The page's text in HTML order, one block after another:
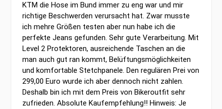
KTM die Hose im Bund immer zu eng war und mir
richtige Beschwerden verursacht hat. Zwar musste
ich mehre Größen testen aber nun habe ich die
perfekte Jeans gefunden. Sehr gute Verarbeitung. Mit
Level 2 Protektoren, ausreichende Taschen an die
man auch gut ran kommt, Belüftungsmöglichkeiten
und komfortable Stetchpanele. Den regulären Prei von
299,00 Euro wurde ich aber dennoch nicht zahlen.
Deshalb bin ich mit dem Preis von Bikeroutfit sehr
zufrieden. Absolute Kaufempfehlung!! Hinweis: Je